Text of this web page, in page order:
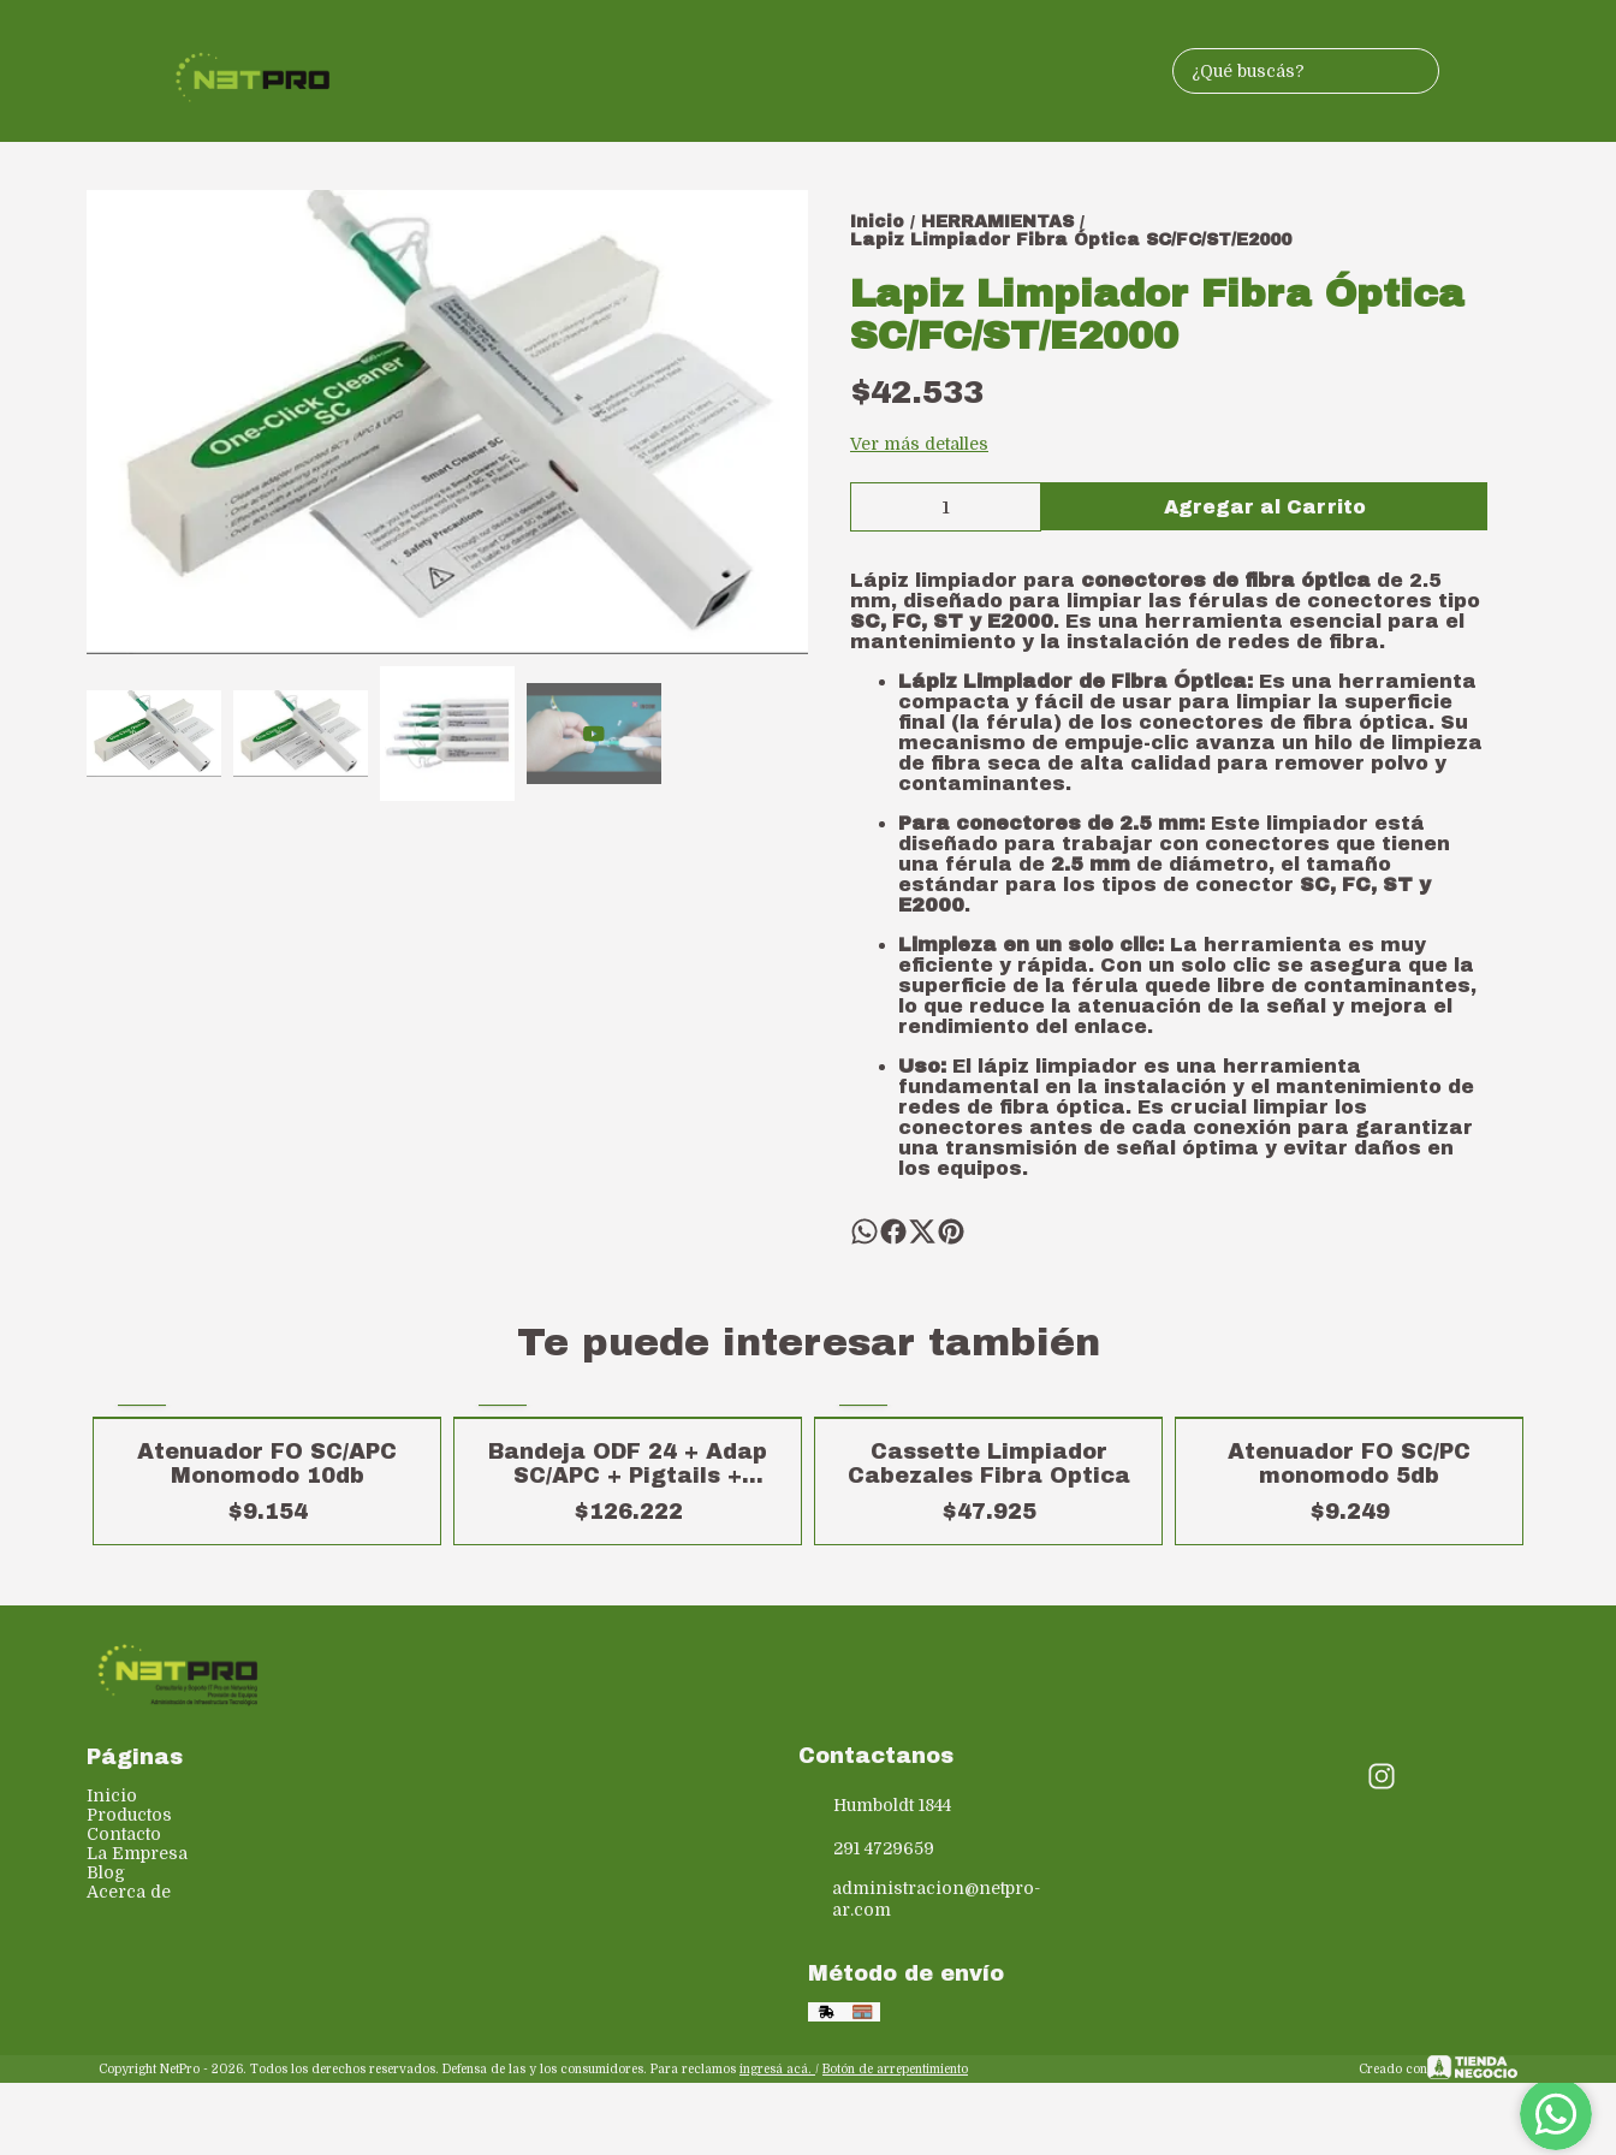
Inicio / HERRAMIENTAS /
Lapiz Limpiador Fibra Óptica SC/FC/ST/E2000
Lapiz Limpiador Fibra Óptica
SC/FC/ST/E2000
$42.533
Ver más detalles
Agregar al Carrito
Lápiz limpiador para conectores de fibra óptica de 2.5
mm, diseñado para limpiar las férulas de conectores tipo
SC, FC, ST y E2000. Es una herramienta esencial para el
mantenimiento y la instalación de redes de fibra.
Lápiz Limpiador de Fibra Óptica: Es una herramienta
compacta y fácil de usar para limpiar la superficie
final (la férula) de los conectores de fibra óptica. Su
mecanismo de empuje-clic avanza un hilo de limpieza
de fibra seca de alta calidad para remover polvo y
contaminantes.
Para conectores de 2.5 mm: Este limpiador está
diseñado para trabajar con conectores que tienen
una férula de 2.5 mm de diámetro, el tamaño
estándar para los tipos de conector SC, FC, ST y
E2000.
Limpieza en un solo clic: La herramienta es muy
eficiente y rápida. Con un solo clic se asegura que la
superficie de la férula quede libre de contaminantes,
lo que reduce la atenuación de la señal y mejora el
rendimiento del enlace.
Uso: El lápiz limpiador es una herramienta
fundamental en la instalación y el mantenimiento de
redes de fibra óptica. Es crucial limpiar los
conectores antes de cada conexión para garantizar
una transmisión de señal óptima y evitar daños en
los equipos.
Te puede interesar también
Atenuador FO SC/APC
Monomodo 10db
$9.154
Bandeja ODF 24 + Adap
SC/APC + Pigtails +
Cassette
$126.222
Cassette Limpiador
Cabezales Fibra Optica
$47.925
Atenuador FO SC/PC
monomodo 5db
$9.249
Páginas
Inicio
Productos
Contacto
La Empresa
Blog
Acerca de
Contactanos
Humboldt 1844
291 4729659
administracion@netpro-
ar.com
Método de envío
Copyright NetPro - 2026. Todos los derechos reservados. Defensa de las y los consumidores. Para reclamos ingresá acá. / Botón de arrepentimiento Creado con